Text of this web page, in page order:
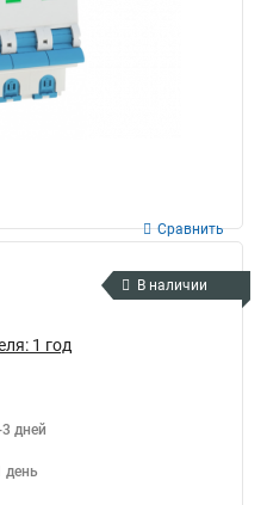
Сравнить
В наличии
1 год
дней
день